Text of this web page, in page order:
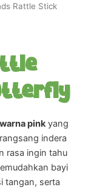
Rattle Stick
pinkyang
indera
rasa ingin tahu
bayi
tangan, serta